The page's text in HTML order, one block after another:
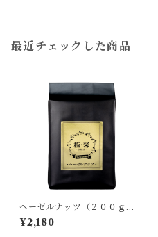
最近チェックした商品
ヘーゼルナッツ（２００ｇ
レギュラー）デカフェ フレー
バーコーヒー99.9%Cut / Bra
¥2,180